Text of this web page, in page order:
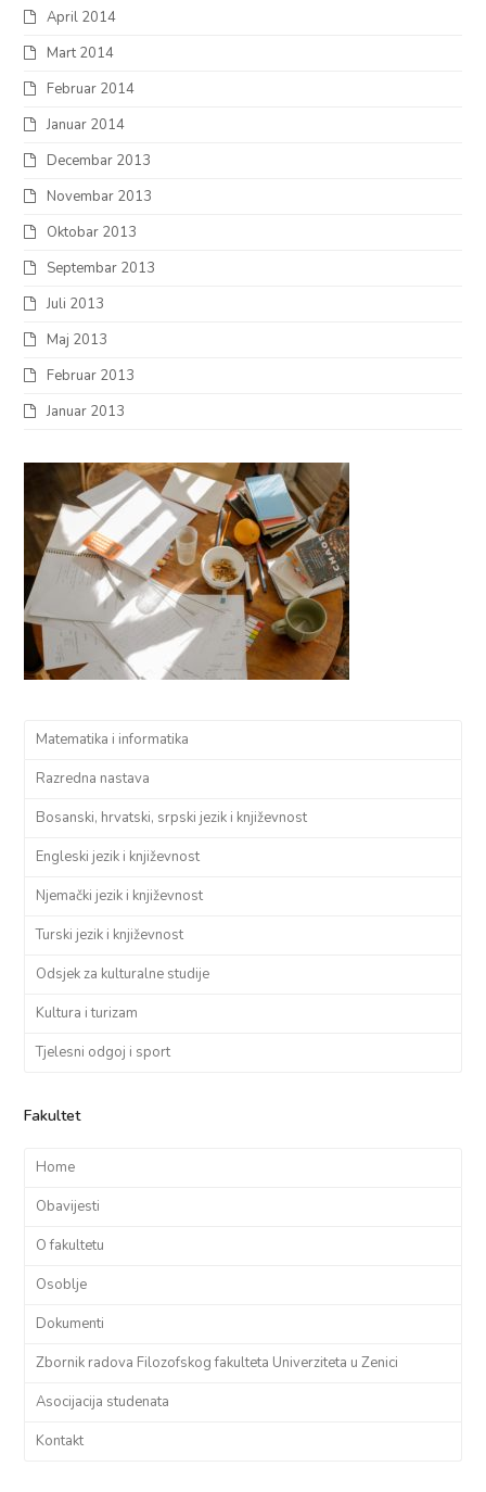
April 2014
Mart 2014
Februar 2014
Januar 2014
Decembar 2013
Novembar 2013
Oktobar 2013
Septembar 2013
Juli 2013
Maj 2013
Februar 2013
Januar 2013
Matematika i informatika
Razredna nastava
Bosanski, hrvatski, srpski jezik i književnost
Engleski jezik i književnost
Njemački jezik i književnost
Turski jezik i književnost
Odsjek za kulturalne studije
Kultura i turizam
Tjelesni odgoj i sport
Fakultet
Home
Obavijesti
O fakultetu
Osoblje
Dokumenti
Zbornik radova Filozofskog fakulteta Univerziteta u Zenici
Asocijacija studenata
Kontakt